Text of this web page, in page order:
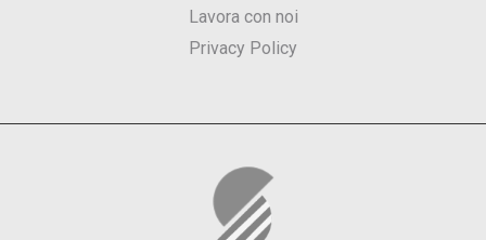
Lavora con noi
Privacy Policy